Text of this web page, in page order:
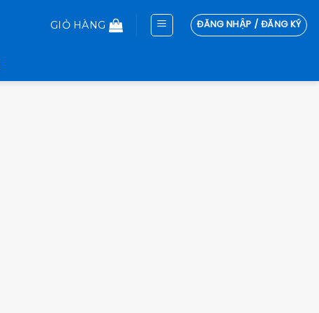
GIỎ HÀNG ĐĂNG NHẬP / ĐĂNG KÝ